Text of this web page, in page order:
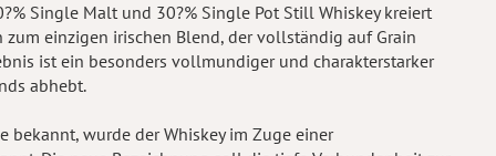
Single Malt und 30?% Single Pot Still Whiskey kreiert
einzigen irischen Blend, der vollständig auf Grain
ist ein besonders vollmundiger und charakterstarker
abhebt.
bekannt, wurde der Whiskey im Zuge einer